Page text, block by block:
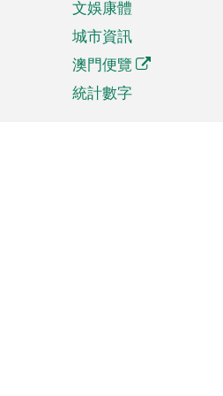
文娛康體
城市資訊
澳門便覽
統計數字